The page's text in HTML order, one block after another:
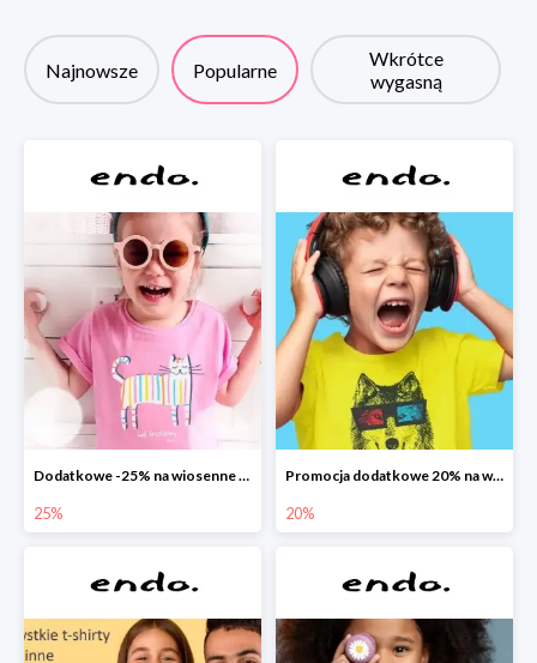
Najnowsze Popularne
Wkrótce
wygasną
Dodatkowe -25% na wiosenne nowości
25%
Promocja dodatkowe 20% na wszystko
20%